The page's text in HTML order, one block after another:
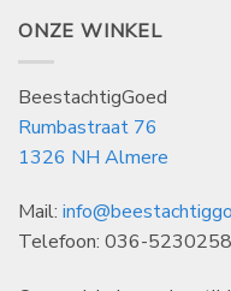
ONZE WINKEL
BeestachtigGoed
Rumbastraat 76
1326 NH Almere
Mail:
Telefoon: 036-5230258